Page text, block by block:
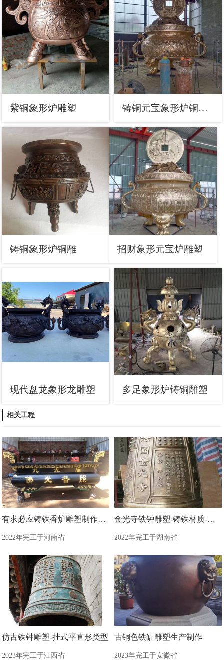
紫铜象形炉雕塑 铸铜元宝象形炉铜雕塑
铸铜象形炉铜雕 招财象形元宝炉雕塑
现代盘龙象形龙雕塑 多足象形炉铸铜雕塑
相关工程
有求必应铸铁香炉雕塑制作加工
2022年完工于河南省
金光寺铁钟雕塑-铸铁材质-平直形钟雕塑
2022年完工于湖南省
仿古铁钟雕塑-挂式平直形类型
2023年完工于江西省
古铜色铁缸雕塑生产制作
2023年完工于安徽省